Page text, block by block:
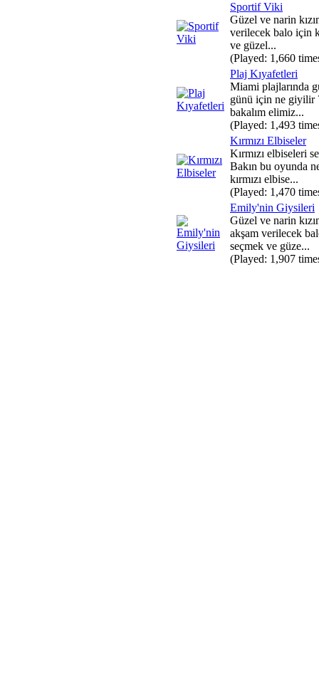
Sportif Viki
Güzel ve narin
verilecek balo için
ve güzel...
(Played: 1,660
Plaj Kıyafetleri
Miami plajlarında
günü için ne giyilir
bakalım elimiz...
(Played: 1,493
Kırmızı Elbiseler
Kırmızı elbiseleri
Bakın bu oyunda
kırmızı elbise...
(Played: 1,470
Emily'nin Giysileri
Güzel ve narin
akşam verilecek
seçmek ve güze...
(Played: 1,907